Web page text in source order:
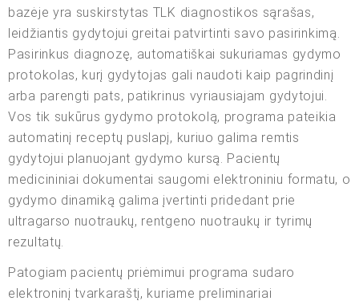
bazėje yra suskirstytas TLK diagnostikos sąrašas,
leidžiantis gydytojui greitai patvirtinti savo pasirinkimą.
Pasirinkus diagnozę, automatiškai sukuriamas gydymo
protokolas, kurį gydytojas gali naudoti kaip pagrindinį
arba parengti pats, patikrinus vyriausiajam gydytojui.
Vos tik sukūrus gydymo protokolą, programa pateikia
automatinį receptų puslapį, kuriuo galima remtis
gydytojui planuojant gydymo kursą. Pacientų
medicininiai dokumentai saugomi elektroniniu formatu, o
gydymo dinamiką galima įvertinti pridedant prie
ultragarso nuotraukų, rentgeno nuotraukų ir tyrimų
rezultatų.
Patogiam pacientų priėmimui programa sudaro
elektroninį tvarkaraštį, kuriame preliminariai